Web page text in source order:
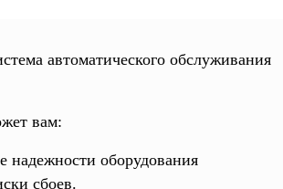
автоматического обслуживания
вам:
оборудования
сбоев.